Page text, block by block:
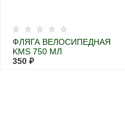
ФЛЯГА ВЕЛОСИПЕДНАЯ
KMS 750 МЛ
350 ₽